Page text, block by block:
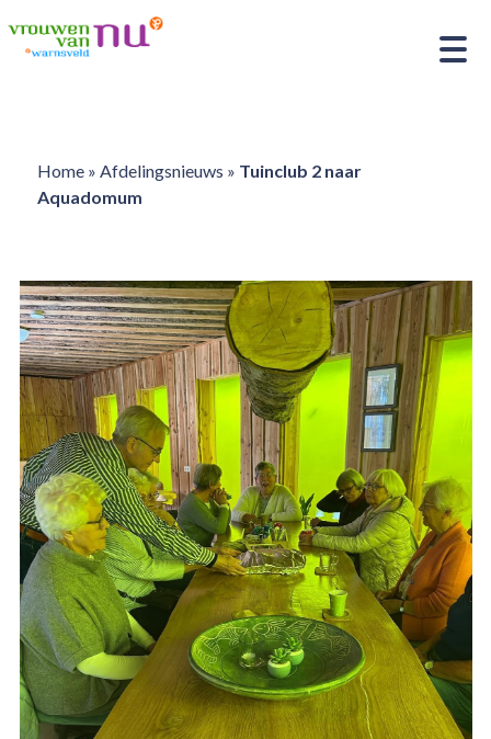
Home» Afdelingsnieuws » Tuinclub 2 naar
Aquadomum